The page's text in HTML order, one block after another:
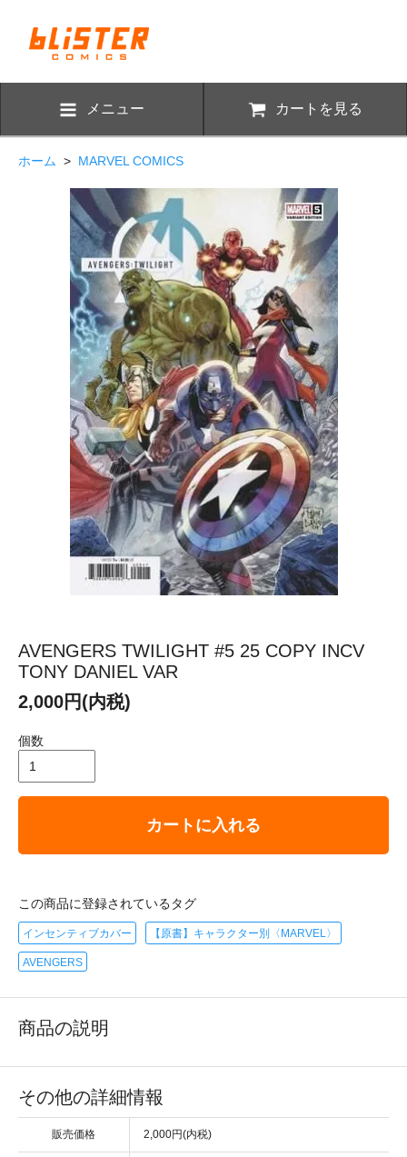
メニュー カートを見る
ホーム > MARVEL COMICS
AVENGERS TWILIGHT #5 25 COPY INCV
TONY DANIEL VAR
2,000円(内税)
個数
カートに入れる
この商品に登録されているタグ
インセンティブカバー 【原書】キャラクター別〈MARVEL〉
AVENGERS
商品の説明
その他の詳細情報
販売価格 2,000円(内税)